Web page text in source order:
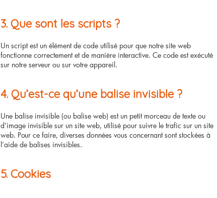
3. Que sont les scripts ?
Un script est un élément de code utilisé pour que notre site web
fonctionne correctement et de manière interactive. Ce code est exécuté
sur notre serveur ou sur votre appareil.
4. Qu’est-ce qu’une balise invisible ?
Une balise invisible (ou balise web) est un petit morceau de texte ou
d’image invisible sur un site web, utilisé pour suivre le trafic sur un site
web. Pour ce faire, diverses données vous concernant sont stockées à
l’aide de balises invisibles.
5. Cookies